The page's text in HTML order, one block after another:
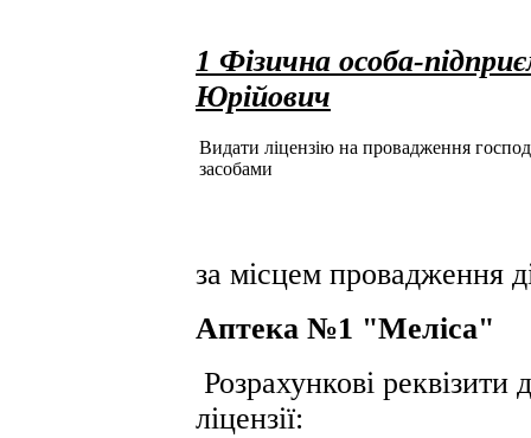
1 Фізична особа-
Юрійович
Видати ліцензію на провадження
засобами
за місцем провадження
Аптека №1 "Меліса"
Розрахункові
ліцензії: